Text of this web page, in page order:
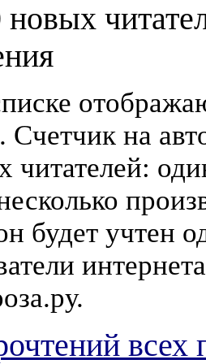
новых
Счетчик на
читателей:
будет учтен
всех